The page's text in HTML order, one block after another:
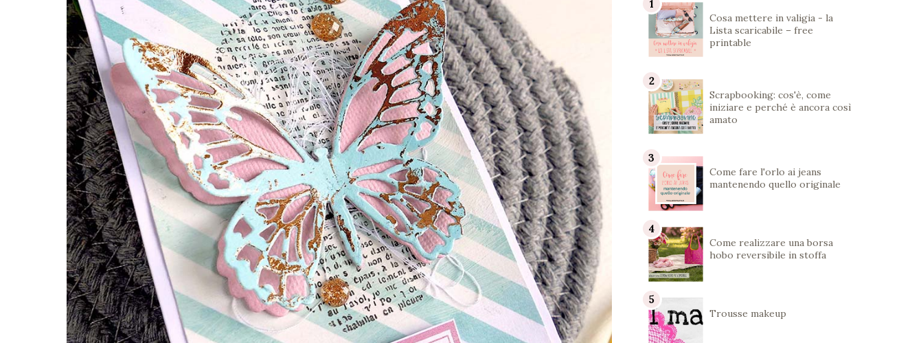
Cosa mettere in valigia - la
Lista scaricabile – free
printable
Scrapbooking: cos'è, come
iniziare e perché è ancora così
amato
Come fare l'orlo ai jeans
mantenendo quello originale
Come realizzare una borsa
hobo reversibile in stoffa
Trousse makeup